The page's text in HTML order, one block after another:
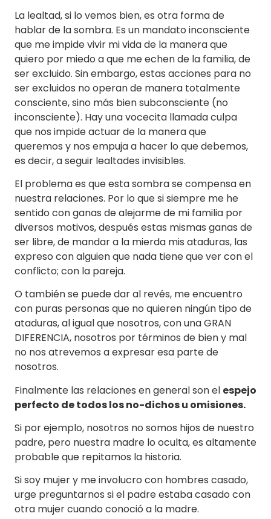
La lealtad, si lo vemos bien, es otra forma de
hablar de la sombra. Es un mandato inconsciente
que me impide vivir mi vida de la manera que
quiero por miedo a que me echen de la familia, de
ser excluido. Sin embargo, estas acciones para no
ser excluidos no operan de manera totalmente
consciente, sino más bien subconsciente (no
inconsciente). Hay una vocecita llamada culpa
que nos impide actuar de la manera que
queremos y nos empuja a hacer lo que debemos,
es decir, a seguir lealtades invisibles.
El problema es que esta sombra se compensa en
nuestra relaciones. Por lo que si siempre me he
sentido con ganas de alejarme de mi familia por
diversos motivos, después estas mismas ganas de
ser libre, de mandar a la mierda mis ataduras, las
expreso con alguien que nada tiene que ver con el
conflicto; con la pareja.
O también se puede dar al revés, me encuentro
con puras personas que no quieren ningún tipo de
ataduras, al igual que nosotros, con una GRAN
DIFERENCIA, nosotros por términos de bien y mal
no nos atrevemos a expresar esa parte de
nosotros.
Finalmente las relaciones en general son el espejo
perfecto de todos los no-dichos u omisiones.
Si por ejemplo, nosotros no somos hijos de nuestro
padre, pero nuestra madre lo oculta, es altamente
probable que repitamos la historia.
Si soy mujer y me involucro con hombres casado,
urge preguntarnos si el padre estaba casado con
otra mujer cuando conoció a la madre.